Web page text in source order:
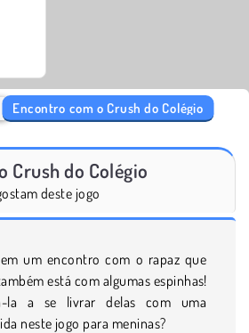
Encontro com o Crush do Colégio
Crush do Colégio
deste jogo
um encontro com o rapaz que
está com algumas espinhas!
la a se livrar delas com uma
neste jogo para meninas?